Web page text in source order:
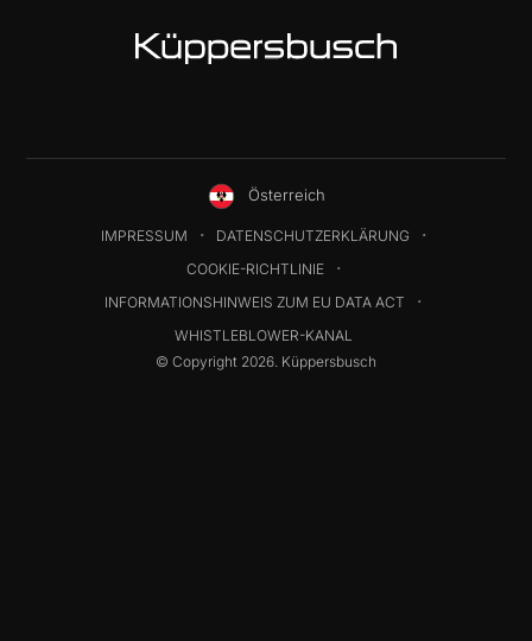
Österreich
IMPRESSUM
DATENSCHUTZERKLÄRUNG
COOKIE-RICHTLINIE
INFORMATIONSHINWEIS ZUM EU DATA ACT
WHISTLEBLOWER-KANAL
© Copyright 2026. Küppersbusch